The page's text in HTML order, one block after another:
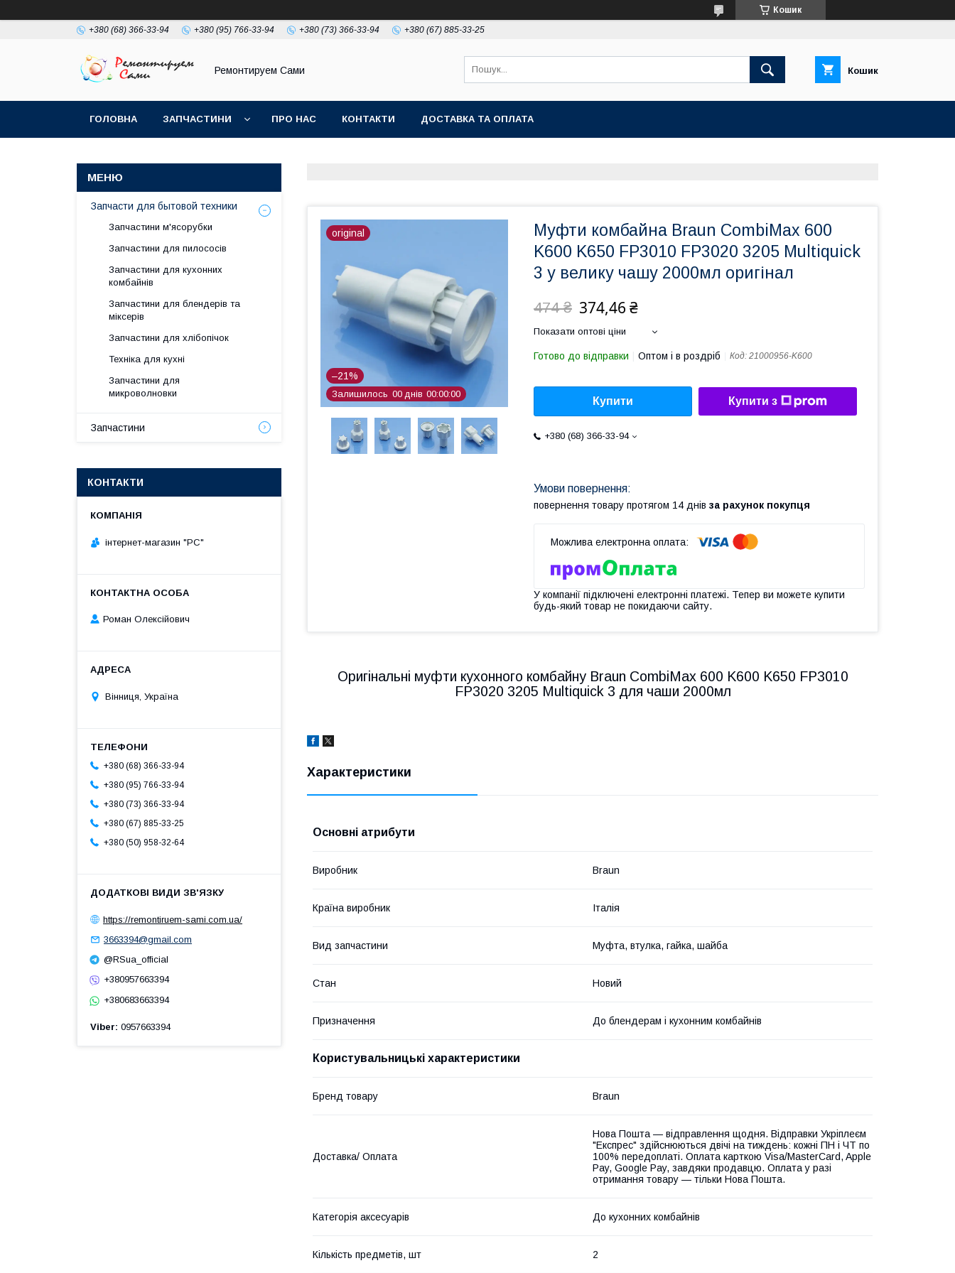
Кошик
+380 (68) 366-33-94 +380 (95) 766-33-94 +380 (73) 366-33-94 +380 (67) 885-33-25
Ремонтируем Сами Кошик
ГОЛОВНА ЗАПЧАСТИНИ ПРО НАС КОНТАКТИ ДОСТАВКА ТА ОПЛАТА
original
–21%
Залишилось 00 днів 00 00 00
Муфти комбайна Braun CombiMax 600
K600 K650 FP3010 FP3020 3205 Multiquick
3 у велику чашу 2000мл оригінал
474 ₴ 374,46 ₴
Показати оптові ціни
Готово до відправки Оптом і в роздріб Код: 21000956-K600
Купити Купити з
+380 (68) 366-33-94
повернення товару протягом 14 днів за рахунок покупця
У компанії підключені електронні платежі. Тепер ви можете купити
будь-який товар не покидаючи сайту.
Оригінальні муфти кухонного комбайну Braun CombiMax 600 K600 K650 FP3010
FP3020 3205 Multiquick 3 для чаши 2000мл
Характеристики
Основні атрибути
Виробник Braun
Країна виробник Італія
Вид запчастини Муфта, втулка, гайка, шайба
Стан Новий
Призначення До блендерам і кухонним комбайнів
Користувальницькі характеристики
Бренд товару Braun
Доставка/ Оплата
Нова Пошта — відправлення щодня. Відправки Укріплеєм
"Експрес" здійснюються двічі на тиждень: кожні ПН і ЧТ по
100% передоплаті. Оплата карткою Visa/MasterCard, Apple
Pay, Google Pay, завдяки продавцю. Оплата у разі
отримання товару — тільки Нова Пошта.
Категорія аксесуарів До кухонних комбайнів
Кількість предметів, шт 2
Запчасти для бытовой техники
Запчастини м'ясорубки
Запчастини для пилососів
Запчастини для кухонних
комбайнів
Запчастини для блендерів та
міксерів
Запчастини для хлібопічок
Техніка для кухні
Запчастини для
микроволновки
Запчастини
КОНТАКТИ
інтернет-магазин "РС"
Роман Олексійович
Вінниця, Україна
+380 (68) 366-33-94
+380 (95) 766-33-94
+380 (73) 366-33-94
+380 (67) 885-33-25
+380 (50) 958-32-64
https://remontiruem-sami.com.ua/
3663394@gmail.com
@RSua_official
+380957663394
+380683663394
Viber 0957663394